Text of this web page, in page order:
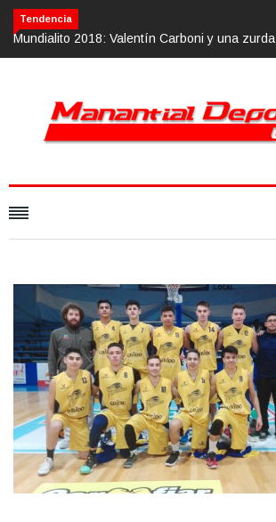
Tendencia
2018: Valentín Carboni y una zurda mágica